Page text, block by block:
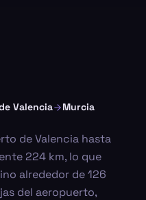
Valencia Murcia
de Valencia hasta
224 km, lo que
alrededor de 126
del aeropuerto,